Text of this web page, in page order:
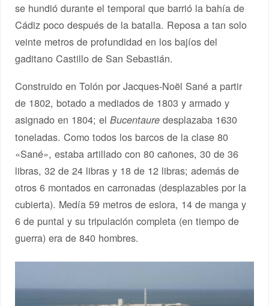
se hundió durante el temporal que barrió la bahía de
Cádiz poco después de la batalla. Reposa a tan solo
veinte metros de profundidad en los bajíos del
gaditano Castillo de San Sebastián.
Construido en Tolón por Jacques-Noël Sané a partir
de 1802, botado a mediados de 1803 y armado y
asignado en 1804; elBucentaure desplazaba 1630
toneladas. Como todos los barcos de la clase 80
«Sané», estaba artillado con 80 cañones, 30 de 36
libras, 32 de 24 libras y 18 de 12 libras; además de
otros 6 montados en carronadas (desplazables por la
cubierta). Medía 59 metros de eslora, 14 de manga y
6 de puntal y su tripulación completa (en tiempo de
guerra) era de 840 hombres.